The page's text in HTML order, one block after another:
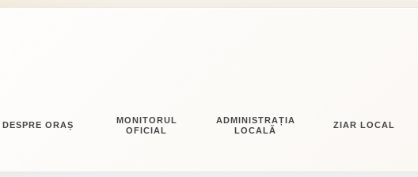
DESPRE ORAȘ
MONITORUL
OFICIAL
ADMINISTRAȚIA
LOCALĂ
ZIAR LOCAL